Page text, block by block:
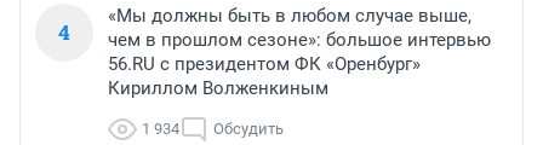
4
«Мы должны быть в любом случае выше,
чем в прошлом сезоне»: большое интервью
56.RU с президентом ФК «Оренбург»
Кириллом Волженкиным
1 934 Обсудить